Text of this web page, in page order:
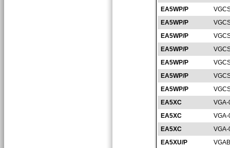
EA5WP/P
EA5WP/P
EA5WP/P
EA5WP/P
EA5WP/P
EA5WP/P
EA5WP/P
EA5XC
EA5XC
EA5XC
EA5XU/P